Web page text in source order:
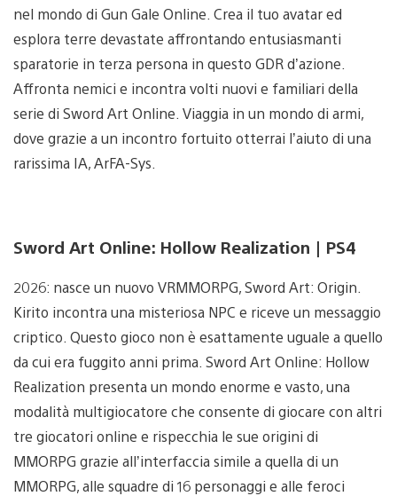
nel mondo di Gun Gale Online. Crea il tuo avatar ed
esplora terre devastate affrontando entusiasmanti
sparatorie in terza persona in questo GDR d’azione.
Affronta nemici e incontra volti nuovi e familiari della
serie di Sword Art Online. Viaggia in un mondo di armi,
dove grazie a un incontro fortuito otterrai l’aiuto di una
rarissima IA, ArFA-Sys.
Sword Art Online: Hollow Realization | PS4
2026: nasce un nuovo VRMMORPG, Sword Art: Origin.
Kirito incontra una misteriosa NPC e riceve un messaggio
criptico. Questo gioco non è esattamente uguale a quello
da cui era fuggito anni prima. Sword Art Online: Hollow
Realization presenta un mondo enorme e vasto, una
modalità multigiocatore che consente di giocare con altri
tre giocatori online e rispecchia le sue origini di
MMORPG grazie all’interfaccia simile a quella di un
MMORPG, alle squadre di 16 personaggi e alle feroci